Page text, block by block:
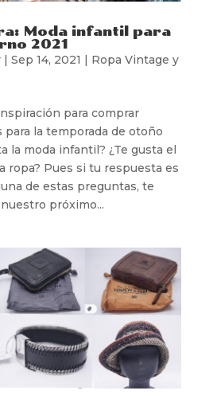
Moda infantil para
2021
| Sep 14, 2021 | Ropa Vintage y
para comprar
la temporada de otoño
la moda infantil? ¿Te gusta el
ropa? Pues si tu respuesta es
de estas preguntas, te
próximo...